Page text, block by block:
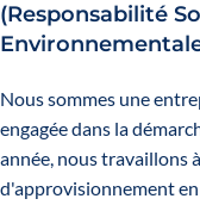
(Responsabilité
Nous sommes une
engagée dans la
année, nous travaillons
d'approvisionnement